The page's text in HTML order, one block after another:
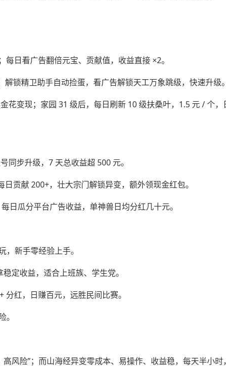
日看广告翻倍元宝、贡献值，收益直接 ×2。
锁精卫助手自动捡蛋，看广告解锁天工万象跳级，快速升级
花变现；家园 31 级后，每日刷新 10 级扶桑叶，1.5 元 / 个，
同步升级，7 天总收益超 500 元。
贡献 200+，壮大宗门解锁异变，额外领现金红包。
日瓜分平台广告收益，单神兽日均分红几十元。
新手零经验上手。
定收益，适合上班族、学生党。
红，日赚百元，远胜民间比赛。
风险”；而山海经异变零成本、易操作、收益稳，每天半小时